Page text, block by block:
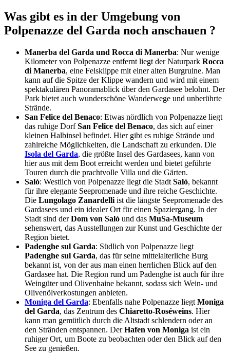
Was gibt es in der Umgebung von
Polpenazze del Garda noch anschauen ?
Manerba del Garda und Rocca di Manerba: Nur wenige
Kilometer von Polpenazze entfernt liegt der Naturpark Rocca
di Manerba, eine Felsklippe mit einer alten Burgruine. Man
kann auf die Spitze der Klippe wandern und wird mit einem
spektakulären Panoramablick über den Gardasee belohnt. Der
Park bietet auch wunderschöne Wanderwege und unberührte
Strände.
San Felice del Benaco: Etwas nördlich von Polpenazze liegt
das ruhige DorfSan Felice del Benaco, das sich auf einer
kleinen Halbinsel befindet. Hier gibt es ruhige Strände und
zahlreiche Möglichkeiten, die Landschaft zu erkunden. Die
Isola del Garda, die größte Insel des Gardasees, kann von
hier aus mit dem Boot erreicht werden und bietet geführte
Touren durch die prachtvolle Villa und die Gärten.
Salò: Westlich von Polpenazze liegt die Stadt Salò, bekannt
für ihre elegante Seepromenade und ihre reiche Geschichte.
Die Lungolago Zanardelli ist die längste Seepromenade des
Gardasees und ein idealer Ort für einen Spaziergang. In der
Stadt sind derDom von Salò und das MuSa-Museum
sehenswert, das Ausstellungen zur Kunst und Geschichte der
Region bietet.
Padenghe sul Garda: Südlich von Polpenazze liegt
Padenghe sul Garda, das für seine mittelalterliche Burg
bekannt ist, von der aus man einen herrlichen Blick auf den
Gardasee hat. Die Region rund um Padenghe ist auch für ihre
Weingüter und Olivenhaine bekannt, sodass sich Wein- und
Olivenölverkostungen anbieten.
Moniga del Garda: Ebenfalls nahe Polpenazze liegt Moniga
del Garda, das Zentrum des Chiaretto-Roséweins. Hier
kann man gemütlich durch die Altstadt schlendern oder an
den Stränden entspannen. DerHafen von Moniga ist ein
ruhiger Ort, um Boote zu beobachten oder den Blick auf den
See zu genießen.